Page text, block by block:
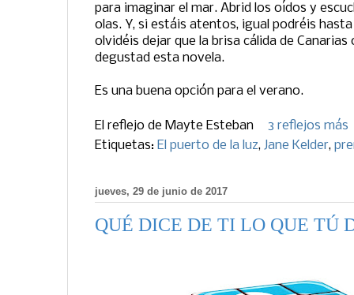
para imaginar el mar. Abrid los oídos y
olas. Y, si estáis atentos, igual podréis
olvidéis dejar que la brisa cálida de Canarias
degustad esta novela.
Es una buena opción para el verano.
El reflejo de Mayte Esteban
3 reflejos más
Etiquetas: El puerto de la luz, Jane Kelder,
jueves, 29 de junio de 2017
QUÉ DICE DE TI LO QUE TÚ